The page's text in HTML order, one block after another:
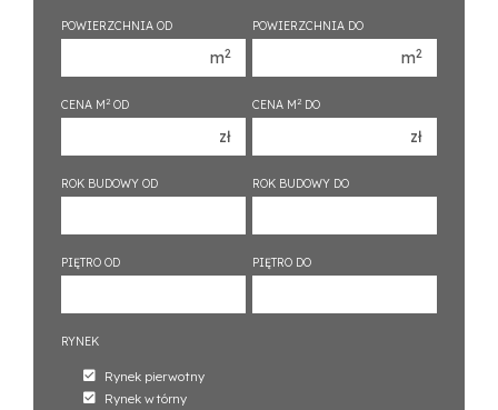
3 pokoje
4 pokoje
6 pokoi
3 pokoje
4 pokoje
6 pokoi
POWIERZCHNIA OD
m2
POWIERZCHNIA DO
m2
CENA M2 OD
zł
CENA M2 DO
zł
ROK BUDOWY OD ROK BUDOWY DO
PIĘTRO OD PIĘTRO DO
RYNEK
Rynek pierwotny
Rynek wtórny